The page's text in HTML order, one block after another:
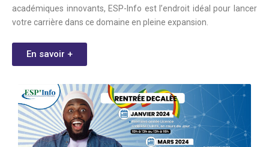
académiques innovants, ESP-Info est l’endroit idéal pour lancer
votre carrière dans ce domaine en pleine expansion.
En savoir +